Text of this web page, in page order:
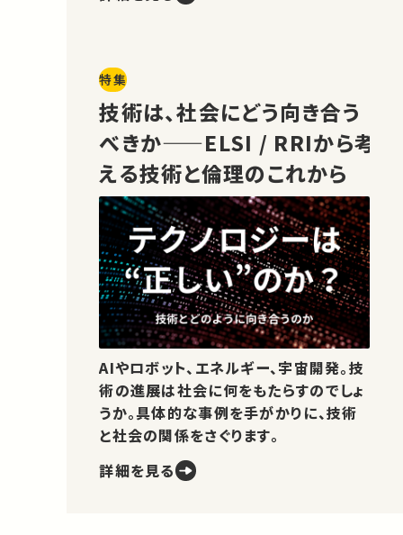
特集
技術は、社会にどう向き合う
べきか——ELSI / RRIから考
える技術と倫理のこれから
AIやロボット、エネルギー、宇宙開発。技
術の進展は社会に何をもたらすのでしょ
うか。具体的な事例を手がかりに、技術
と社会の関係をさぐります。
詳細を見る